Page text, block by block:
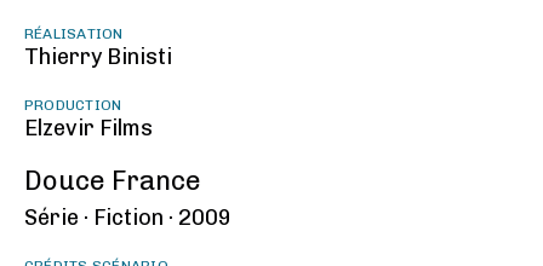
RÉALISATION
Thierry Binisti
PRODUCTION
Elzevir Films
Douce France
Série · Fiction · 2009